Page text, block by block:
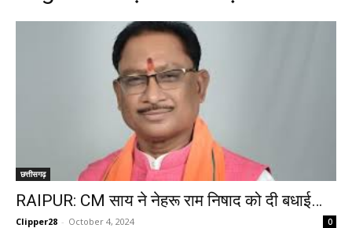
छत्तीसगढ़
RAIPUR: CM साय ने नेहरू राम निषाद को दी बधाई…
Clipper28 - October 4, 2024 0